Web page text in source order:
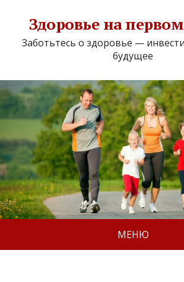
Здоровье на
Заботьтесь о здоровье —
будущее
МЕНЮ